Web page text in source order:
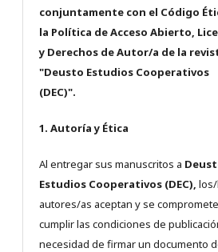
conjuntamente con el Código
la Política de Acceso Abierto,
y Derechos de Autor/a de la
"Deusto Estudios Cooperativos
(DEC)".
1. Autoría y Ética
Al entregar sus manuscritos a
Estudios Cooperativos (DEC),
autores/as aceptan y se
cumplir las condiciones de
necesidad de firmar un documento